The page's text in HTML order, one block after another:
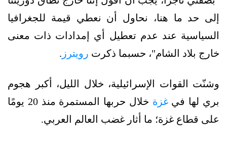
إلى حد ما هنا، نحاول أن نعطي قيمة للجغرافيا
السياسية عند عدم تعطيل أي إمدادات ذات معنى
خارج بلاد الشام"، حسبما ذكرت رويترز .
وشنّت القوات الإسرائيلية، خلال الليل، أكبر هجوم
بري لها فيغزة
خلال حربها المستمرة منذ 20 يومًا
على قطاع غزة؛ ما أثار غضب العالم العربي.